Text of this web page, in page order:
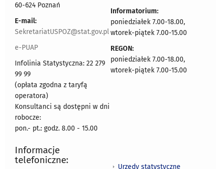
60-624 Poznań
E-mail:
SekretariatUSPOZ@stat.gov.pl
e-PUAP
Infolinia Statystyczna: 22 279
99 99
(opłata zgodna z taryfą
operatora)
Konsultanci są dostępni w dni
robocze:
pon.- pt.: godz. 8.00 - 15.00
Informatorium:
poniedziałek 7.00-18.00,
wtorek-piątek 7.00-15.00
REGON:
poniedziałek 7.00-18.00,
wtorek-piątek 7.00-15.00
Informacje
telefoniczne:
Urzędy statystyczne